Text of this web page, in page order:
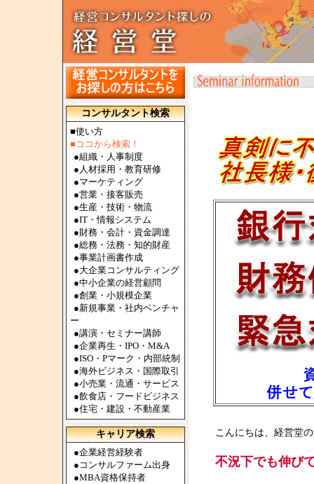
コンサルタント検索
■使い方
■ココから検索！
●組織・人事制度
● 人材採用・教育研修
●マーケティング
●営業・接客販売
●生産・技術・物流
●IT・情報システム
●財務・会計・資金調達
●総務・法務・知的財産
●事業計画書作成
●大企業コンサルティング
●中小企業の経営顧問
●創業・小規模企業
●新規事業・社内ベンチャ
ー
●講演・セミナー講師
●企業再生・IPO・M&A
●ISO・Pマーク・内部統制
●海外ビジネス・国際取引
●小売業・流通・サービス
●飲食店・フードビジネス
●住宅・建設・不動産業
キャリア検索
●企業経営経験者
● コンサルファーム出身
●MBA資格保持者
こんにちは、経営堂
不況下でも伸び